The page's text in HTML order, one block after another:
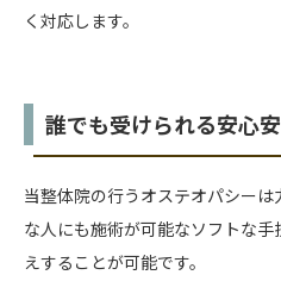
く対応します。
誰でも受けられる安心
当整体院の行うオステオパシー
な人にも施術が可能なソフトな
えすることが可能です。